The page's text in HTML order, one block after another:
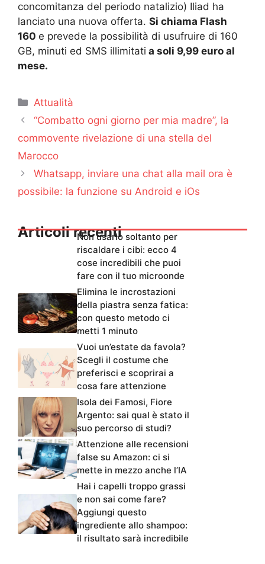
concomitanza del periodo natalizio) Iliad ha
lanciato una nuova offerta. Si chiama Flash
160 e prevede la possibilità di usufruire di 160
GB, minuti ed SMS illimitati a soli 9,99 euro al
mese.
Categorie
Attualità
“Combatto ogni giorno per mia madre”, la
commovente rivelazione di una stella del
Marocco
Whatsapp, inviare una chat alla mail ora è
possibile: la funzione su Android e iOs
Articoli recentiNon usarlo soltanto per
riscaldare i cibi: ecco 4
cose incredibili che puoi
fare con il tuo microonde
Elimina le incrostazioni
della piastra senza fatica:
con questo metodo ci
metti 1 minuto
Vuoi un’estate da favola?
Scegli il costume che
preferisci e scoprirai a
cosa fare attenzione
Isola dei Famosi, Fiore
Argento: sai qual è stato il
suo percorso di studi?
Attenzione alle recensioni
false su Amazon: ci si
mette in mezzo anche l’IA
Hai i capelli troppo grassi
e non sai come fare?
Aggiungi questo
ingrediente allo shampoo:
il risultato sarà incredibile